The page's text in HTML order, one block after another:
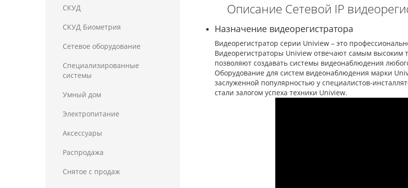
СКУД
СКУД Биометрия
Сетевое оборудование
Специализированные
системы
Умный дом
Электропитание
Аксессуары
Распродажа
Снятое с продаж
Описание Сетевой IP
Назначение видеорегистратора
Видеорегистратор серии Uniview – это
Видеорегистраторы Uniview отвечают самым
позволяют создавать системы видеонаблюдения
Оборудование для систем видеонаблюдения марки
заслуженной популярностью у специалистов-
стали залогом успеха техники Uniview.